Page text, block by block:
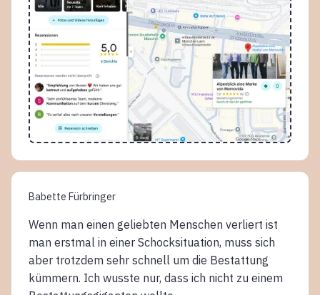
Babette Fürbringer
Wenn man einen geliebten Menschen verliert ist
man erstmal in einer Schocksituation, muss sich
aber trotzdem sehr schnell um die Bestattung
kümmern. Ich wusste nur, dass ich nicht zu einem